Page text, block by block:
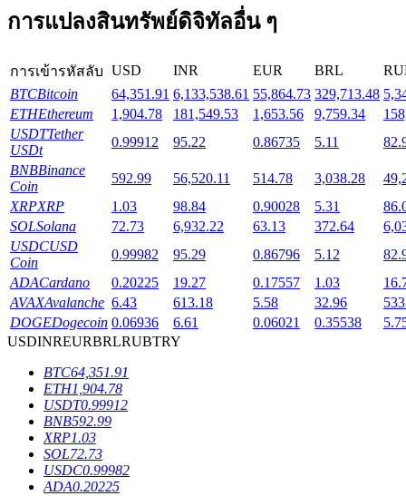
การลงทุนพิเศษสำหรับผู้ถือ BTR
เงินกู้
บริการยืมเงินที่ได้รับการสนับสนุนจาก Crypto
การแปลงสินทรัพย์ดิจิทัลอื่น ๆ
การเข้ารหัสลับ USD INR EUR BRL
BTCBitcoin 64,351.91 6,133,538.61 55,864.73 329,713.48
ETHEthereum 1,904.78 181,549.53 1,653.56 9,759.34
USDTTether
USDt
0.99912 95.22 0.86735 5.11
BNBBinance
Coin
592.99 56,520.11 514.78 3,038.28
XRPXRP 1.03 98.84 0.90028 5.31
SOLSolana 72.73 6,932.22 63.13 372.64
USDCUSD
Coin
0.99982 95.29 0.86796 5.12
ADACardano 0.20225 19.27 0.17557 1.03
AVAXAvalanche 6.43 613.18 5.58 32.96
DOGEDogecoin 0.06936 6.61 0.06021 0.35538
USDINREURBRLRUBTRY
BTC64,351.91
ETH1,904.78
USDT0.99912
BNB592.99
XRP1.03
SOL72.73
USDC0.99982
ADA0.20225